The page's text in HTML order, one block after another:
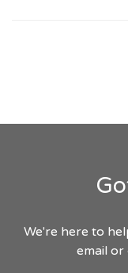
We're here to
email or